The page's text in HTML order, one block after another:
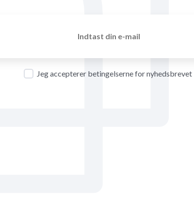
Jeg accepterer betingelserne for nyhedsbrevet